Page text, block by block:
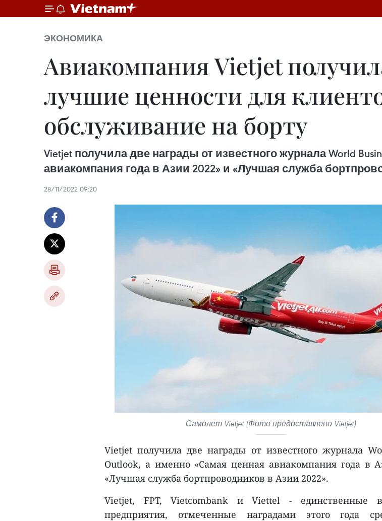
ЭКОНОМИКА
Авиакомпания Vietjet
лучшие ценности для
обслуживание на борту
Vietjet получила две награды от известного журнала World
авиакомпания года в Азии 2022» и «Лучшая служба
28/11/2022 09:20
Самолет Vietjet (Фото предоставлено Vietjet)
Vietjet получила две награды от известного журнала
Outlook, а именно «Самая ценная авиакомпания года в
«Лучшая служба бортпроводников в Азии 2022».
Vietjet, FPT, Vietcombank и Viettel - единственные
предприятия, отмеченные наградами этого года